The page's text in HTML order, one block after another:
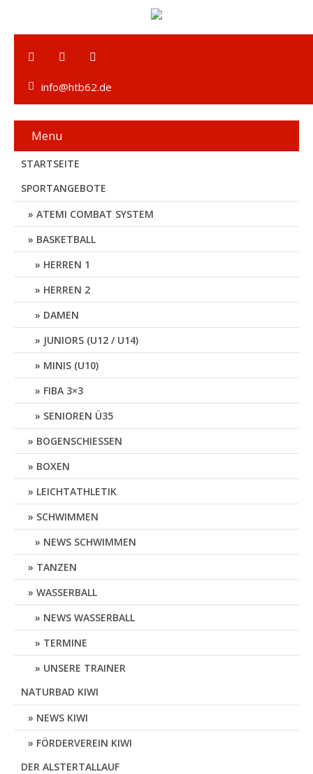
info@htb62.de
Menu
STARTSEITE
SPORTANGEBOTE
ATEMI COMBAT SYSTEM
BASKETBALL
HERREN 1
HERREN 2
DAMEN
JUNIORS (U12 / U14)
MINIS (U10)
FIBA 3×3
SENIOREN Ü35
BOGENSCHIESSEN
BOXEN
LEICHTATHLETIK
SCHWIMMEN
NEWS SCHWIMMEN
TANZEN
WASSERBALL
NEWS WASSERBALL
TERMINE
UNSERE TRAINER
NATURBAD KIWI
NEWS KIWI
FÖRDERVEREIN KIWI
DER ALSTERTALLAUF